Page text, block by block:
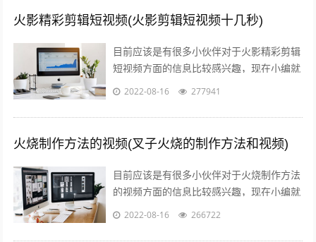
火影精彩剪辑短视频(火影剪辑短视频十几秒)
目前应该是有很多小伙伴对于火影精彩剪辑
短视频方面的信息比较感兴趣，现在小编就
收集了一些与火影剪辑短视频十几秒相关的
2022-08-16 277941
火烧制作方法的视频(叉子火烧的制作方法和视频)
目前应该是有很多小伙伴对于火烧制作方法
的视频方面的信息比较感兴趣，现在小编就
收集了一些与叉子火烧的制作方法和视频相
2022-08-16 266722